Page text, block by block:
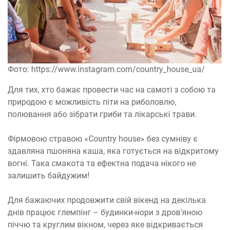
Фото: https://www.instagram.com/country_house_ua/
Для тих, хто бажає провести час на самоті з собою та
природою є можливість піти на риболовлю,
полювання або зібрати гриби та лікарські трави.
Фірмовою стравою «Country house» без сумніву є
здавляна пшоняна каша, яка готується на відкритому
вогні. Така смакота та ефектна подача нікого не
залишить байдужим!
Для бажаючих продовжити свій вікенд на декілька
днів працює глемпінг – будинки-нори з дров’яною
піччю та круглим вікном, через яке відкривається